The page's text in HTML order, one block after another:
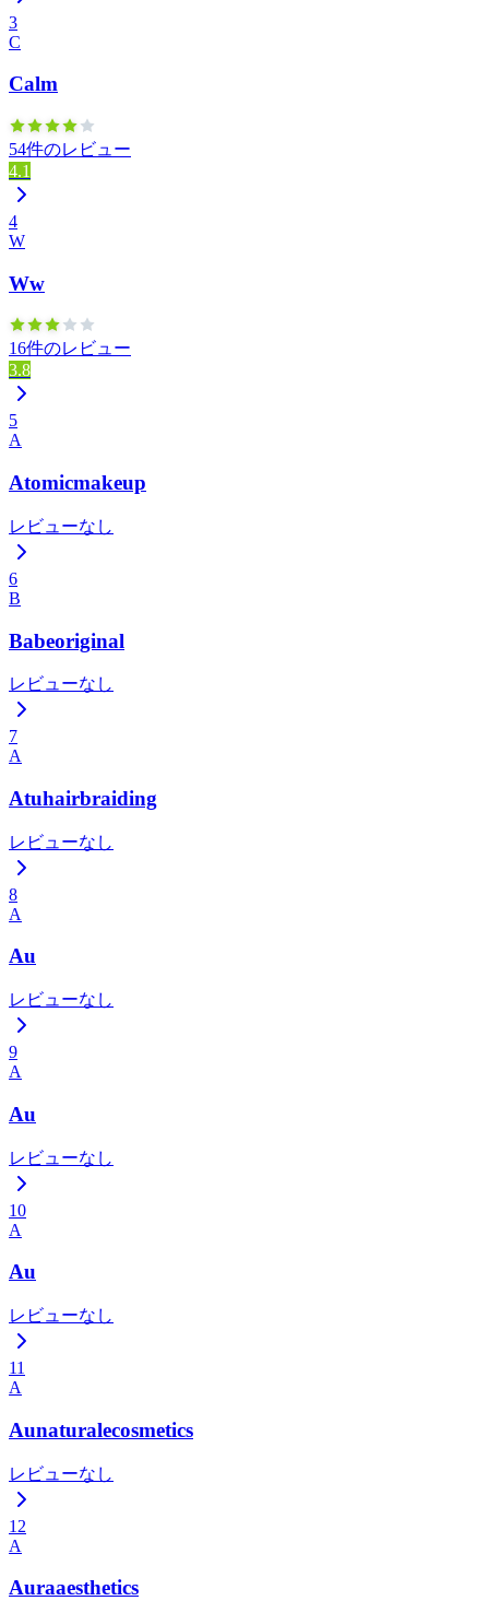
3
C
Calm
54件のレビュー
4.1
4
W
Ww
16件のレビュー
3.8
5
A
Atomicmakeup
レビューなし
6
B
Babeoriginal
レビューなし
7
A
Atuhairbraiding
レビューなし
8
A
Au
レビューなし
9
A
Au
レビューなし
10
A
Au
レビューなし
11
A
Aunaturalecosmetics
レビューなし
12
A
Auraaesthetics